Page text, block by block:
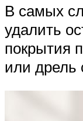
В самых
удалить
покрытия
или дрель